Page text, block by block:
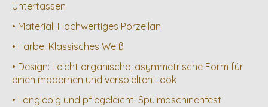
Untertassen
• Material: Hochwertiges Porzellan
• Farbe: Klassisches Weiß
• Design: Leicht organische, asymmetrische Form für
einen modernen und verspielten Look
• Langlebig und pflegeleicht: Spülmaschinenfest